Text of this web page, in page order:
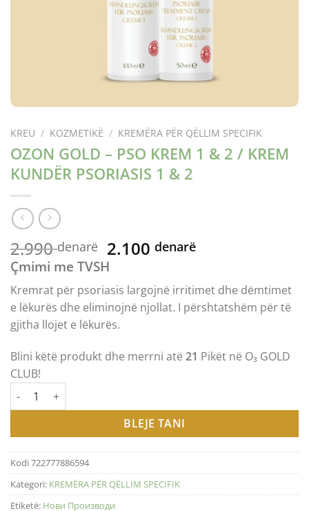
KREU / KOZMETIKË / KREMËRA PËR QËLLIM SPECIFIK
OZON GOLD – PSO KREM 1 & 2 / KREM
KUNDËR PSORIASIS 1 & 2
2.990denarë Çmimi
origjinal
qe:
2.990 ден.
2.100 denarëÇmimi
tanishëm
është:
2.100 ден.
Çmimi me TVSH
Kremrat për psoriasis largojnë irritimet dhe dëmtimet
e lëkurës dhe eliminojnë njollat. I përshtatshëm për të
gjitha llojet e lëkurës.
Blini këtë produkt dhe merrni atë 21 Pikët në O₃ GOLD
CLUB!
Sasi OZONE GOLD – PSO CREAM 1 & 2 / КРЕМИ ПРОТИВ
BLEJE TANI
Kodi722777886594
Kategori: KREMËRA PËR QËLLIM SPECIFIK
Etiketë: Нови Производи